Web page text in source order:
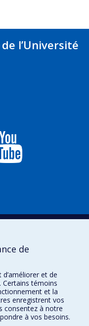
l’Université
de
et de
Certains témoins
et la
enregistrent vos
consentez à notre
à vos besoins.